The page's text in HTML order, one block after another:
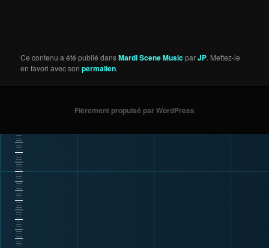
Ce contenu a été publié dansMardi Scene MusicparJP. Mettez-le
en favori avec sonpermalien.
Fièrement propulsé par WordPress